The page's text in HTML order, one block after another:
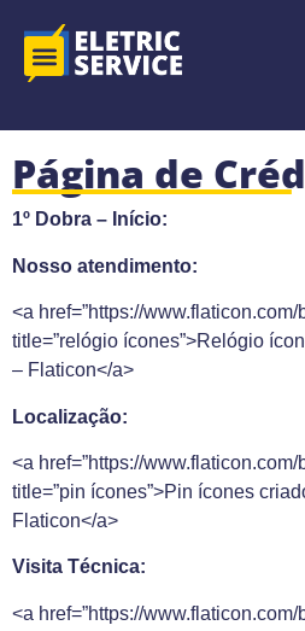
Página de
1º Dobra – Início:
Nosso atendimento:
<a href=”https://
title=”relógio ícones”>Relógio
– Flaticon</a>
Localização:
<a href=”https://
title=”pin ícones”>Pin ícones
Flaticon</a>
Visita Técnica:
<a href=”https://